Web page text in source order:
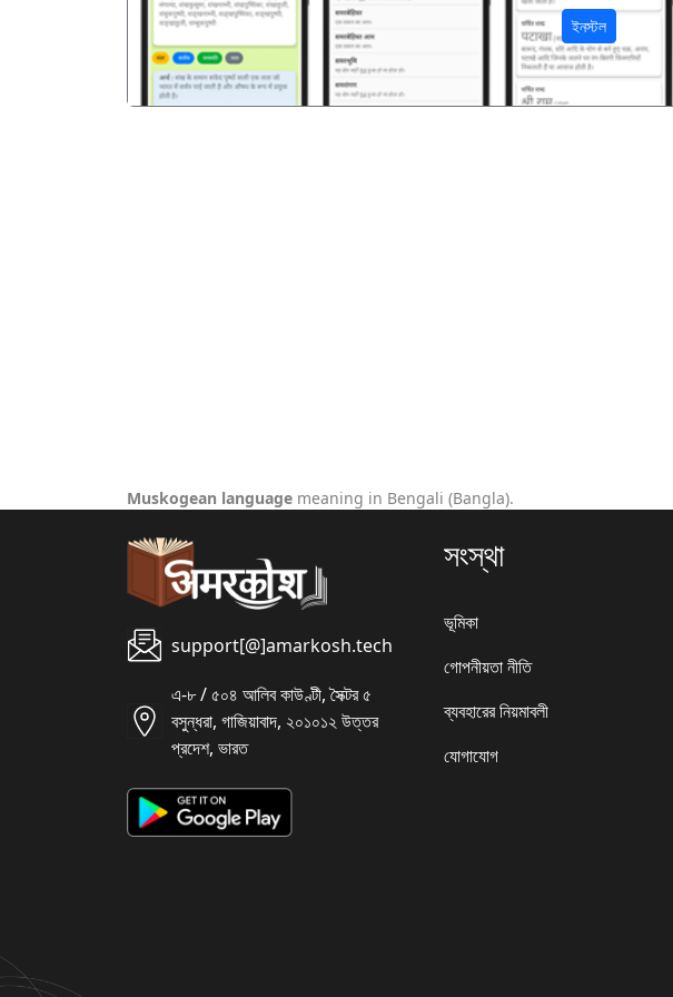
ইনস্টল
Muskogean language meaning in Bengali (Bangla).
support[@]amarkosh.tech
এ-৮ / ৫০৪ আলিব কাউণ্টী, সৈক্টর ৫
বসুন্ধরা, গাজিয়াবাদ, ২০১০১২ উত্তর
প্রদেশ, ভারত
সংস্থা
ভূমিকা
গোপনীয়তা নীতি
ব্যবহারের নিয়মাবলী
যোগাযোগ